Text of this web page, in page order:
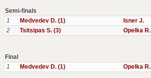
Semi-finals
1
Medvedev D. (1) Isner J.
2
Tsitsipas S. (3) Opelka R.
Final
1
Medvedev D. (1) Opelka R.